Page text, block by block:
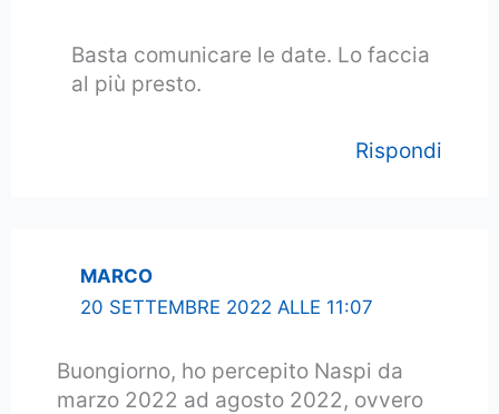
Basta comunicare le date. Lo faccia
al più presto.
Rispondi
MARCO
20 SETTEMBRE 2022 ALLE 11:07
Buongiorno, ho percepito Naspi da
marzo 2022 ad agosto 2022, ovvero